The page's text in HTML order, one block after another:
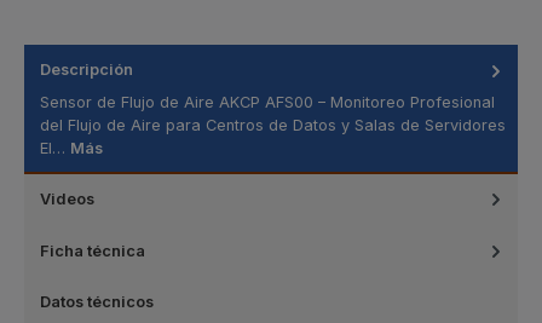
Descripción
Sensor de Flujo de Aire AKCP AFS00 – Monitoreo Profesional
del Flujo de Aire para Centros de Datos y Salas de Servidores
El… Más
Videos
Ficha técnica
Datos técnicos